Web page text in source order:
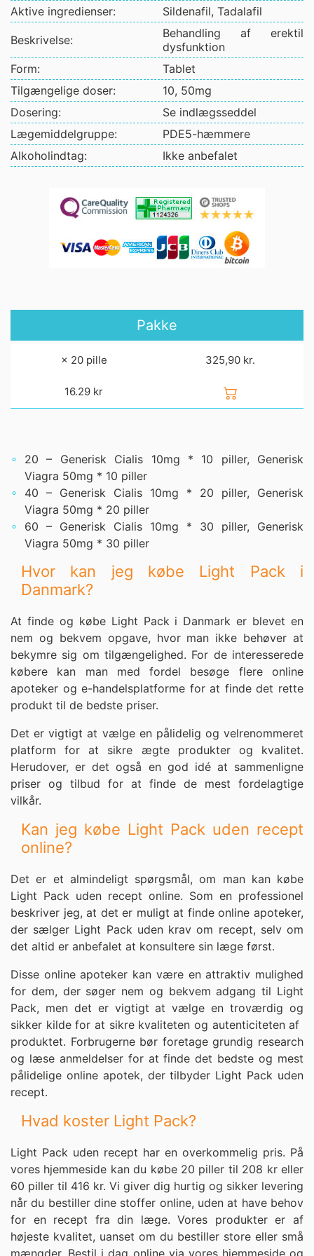
Pakke
× 20 pille 325,90 kr.
16.29 kr
Aktive ingredienser: Sildenafil, Tadalafil
Beskrivelse:
Behandling af erektil
dysfunktion
Form:
Tablet
Tilgængelige doser:
10, 50mg
Dosering:
Se indlægsseddel
Lægemiddelgruppe:
PDE5-hæmmere
Alkoholindtag:
Ikke anbefalet
20 – Generisk Cialis 10mg * 10 piller, Generisk
Viagra 50mg * 10 piller
40 – Generisk Cialis 10mg * 20 piller, Generisk
Viagra 50mg * 20 piller
60 – Generisk Cialis 10mg * 30 piller, Generisk
Viagra 50mg * 30 piller
Hvor kan jeg købe Light Pack i
Danmark?
At finde og købe Light Pack i Danmark er blevet en
nem og bekvem opgave, hvor man ikke behøver at
bekymre sig om tilgængelighed. For de interesserede
købere kan man med fordel besøge flere online
apoteker og e-handelsplatforme for at finde det rette
produkt til de bedste priser.
Det er vigtigt at vælge en pålidelig og velrenommeret
platform for at sikre ægte produkter og kvalitet.
Herudover, er det også en god idé at sammenligne
priser og tilbud for at finde de mest fordelagtige
vilkår.
Kan jeg købe Light Pack uden recept
online?
Det er et almindeligt spørgsmål, om man kan købe
Light Pack uden recept online. Som en professionel
beskriver jeg, at det er muligt at finde online apoteker,
der sælger Light Pack uden krav om recept, selv om
det altid er anbefalet at konsultere sin læge først.
Disse online apoteker kan være en attraktiv mulighed
for dem, der søger nem og bekvem adgang til Light
Pack, men det er vigtigt at vælge en troværdig og
sikker kilde for at sikre kvaliteten og autenticiteten af ​​
produktet. Forbrugerne bør foretage grundig research
og læse anmeldelser for at finde det bedste og mest
pålidelige online apotek, der tilbyder Light Pack uden
recept.
Hvad koster Light Pack?
Light Pack uden recept har en overkommelig pris. På
vores hjemmeside kan du købe 20 piller til 208 kr eller
60 piller til 416 kr. Vi giver dig hurtig og sikker levering
når du bestiller dine stoffer online, uden at have behov
for en recept fra din læge. Vores produkter er af
højeste kvalitet, uanset om du bestiller store eller små
mængder. Bestil i dag online via vores hjemmeside og